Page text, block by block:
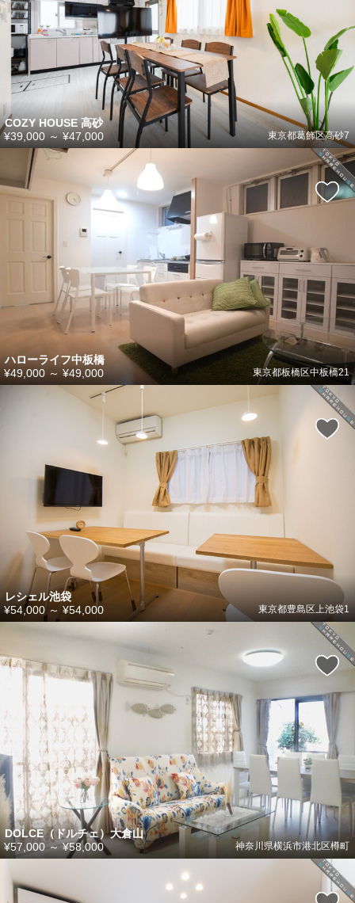
COZY HOUSE 高砂
東京都葛飾区高砂7
¥39,000～¥47,000
ハローライフ中板橋
東京都板橋区中板橋21
¥49,000 ～ ¥49,000
レシェル池袋
東京都豊島区上池袋1
¥54,000 ～¥54,000
DOLCE（ドルチェ）大倉山
神奈川県横浜市港北区樽町
¥57,000～¥58,000